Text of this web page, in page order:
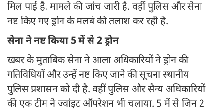
मिल पाई है, मामले की जांच जारी है. वहीं पुलिस और सेना
नष्ट किए गए ड्रोन के मलबे की तलाश कर रही है.
सेना ने नष्ट किया 5 में से 2 ड्रोन
खबर के मुताबिक सेना ने आला अधिकारियों ने ड्रोन की
गतिविधियों और उन्हें नष्ट किए जाने की सूचना स्थानीय
पुलिस प्रशासन को दी है. वहीं पुलिस और सैन्य अधिकारियों
की एक टीम ने ज्वांइट ऑपरेशन भी चलाया. 5 में से जिन 2